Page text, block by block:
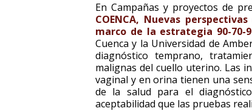
En Campañas y proyectos de
COENCA, Nuevas
marco de la estrategia 90-70-
Cuenca y la Universidad de
diagnóstico temprano,
malignas del cuello uterino. Las
vaginal y en orina tienen una
de la salud para el
aceptabilidad que las pruebas